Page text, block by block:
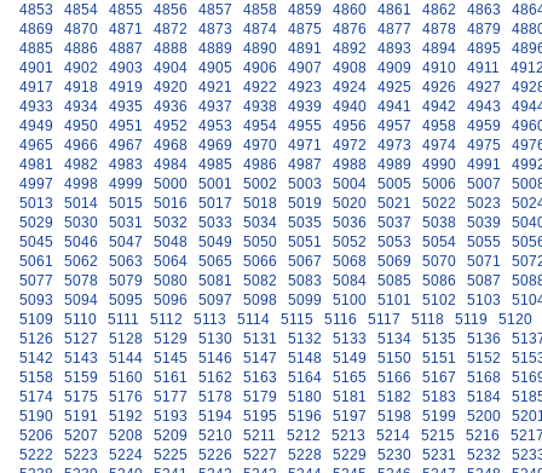
4853
4854 4855 4856 4857 4858 4859 4860 4861 4862 4863
4869
4870 4871 4872 4873 4874 4875 4876 4877 4878 4879
4885
4886 4887 4888 4889 4890 4891 4892 4893 4894 4895
4901
4902 4903 4904 4905 4906 4907 4908 4909 4910 4911
4917
4918 4919 4920 4921 4922 4923 4924 4925 4926 4927
4933
4934 4935 4936 4937 4938 4939 4940 4941 4942 4943
4949
4950 4951 4952 4953 4954 4955 4956 4957 4958 4959
4965
4966 4967 4968 4969 4970 4971 4972 4973 4974 4975
4981
4982 4983 4984 4985 4986 4987 4988 4989 4990 4991
4997
4998 4999 5000 5001 5002 5003 5004 5005 5006 5007
5013
5014 5015 5016 5017 5018 5019 5020 5021 5022 5023
5029
5030 5031 5032 5033 5034 5035 5036 5037 5038 5039
5045
5046 5047 5048 5049 5050 5051 5052 5053 5054 5055
5061
5062 5063 5064 5065 5066 5067 5068 5069 5070 5071
5077
5078 5079 5080 5081 5082 5083 5084 5085 5086 5087
5093
5094 5095 5096 5097 5098 5099 5100 5101 5102 5103
5109
5110 5111 5112 5113 5114 5115 5116 5117 5118 5119
5120
5126
5127 5128 5129 5130 5131 5132 5133 5134 5135 5136
5142
5143 5144 5145 5146 5147 5148 5149 5150 5151 5152
5158
5159 5160 5161 5162 5163 5164 5165 5166 5167 5168
5174
5175 5176 5177 5178 5179 5180 5181 5182 5183 5184
5190
5191 5192 5193 5194 5195 5196 5197 5198 5199 5200
5206
5207 5208 5209 5210 5211 5212 5213 5214 5215 5216
5222
5223 5224 5225 5226 5227 5228 5229 5230 5231 5232